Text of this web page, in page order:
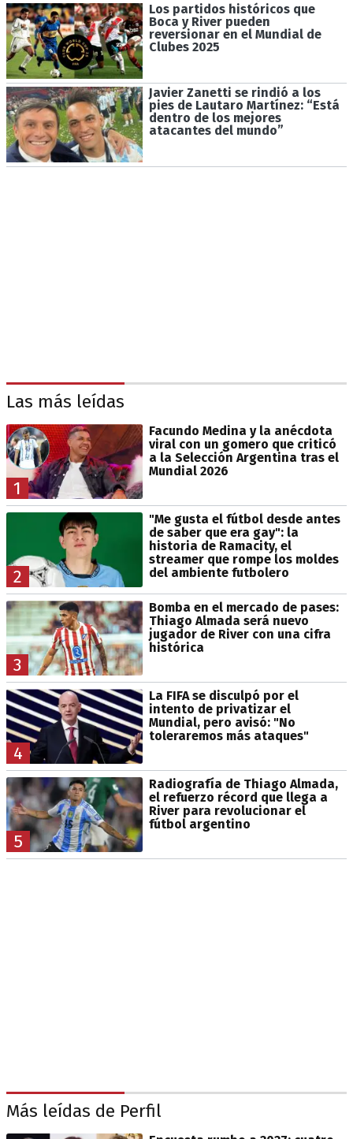
Los partidos históricos que
Boca y River pueden
reversionar en el Mundial de
Clubes 2025
Javier Zanetti se rindió a los
pies de Lautaro Martínez: “Está
dentro de los mejores
atacantes del mundo”
Las más leídas
1
Facundo Medina y la anécdota
viral con un gomero que criticó
a la Selección Argentina tras el
Mundial 2026
2
"Me gusta el fútbol desde antes
de saber que era gay": la
historia de Ramacity, el
streamer que rompe los moldes
del ambiente futbolero
3
Bomba en el mercado de pases:
Thiago Almada será nuevo
jugador de River con una cifra
histórica
4
La FIFA se disculpó por el
intento de privatizar el
Mundial, pero avisó: "No
toleraremos más ataques"
5
Radiografía de Thiago Almada,
el refuerzo récord que llega a
River para revolucionar el
fútbol argentino
Más leídas de Perfil